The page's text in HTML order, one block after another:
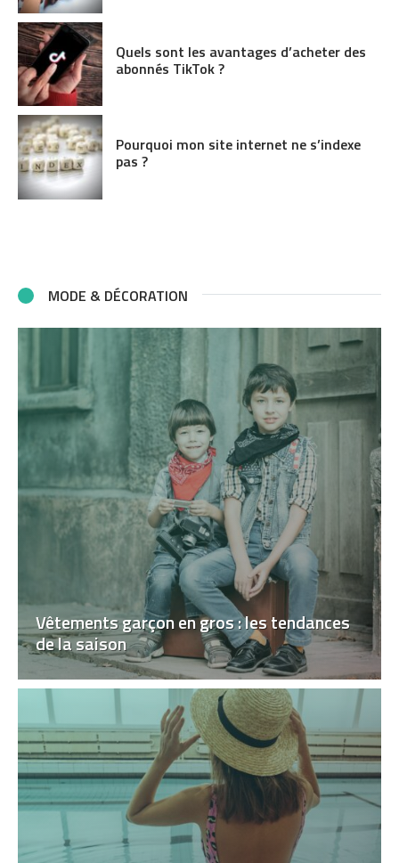
Quels sont les avantages d’acheter des
abonnés TikTok ?
Pourquoi mon site internet ne s’indexe
pas ?
MODE & DÉCORATION
Vêtements garçon en gros : les tendances
de la saison